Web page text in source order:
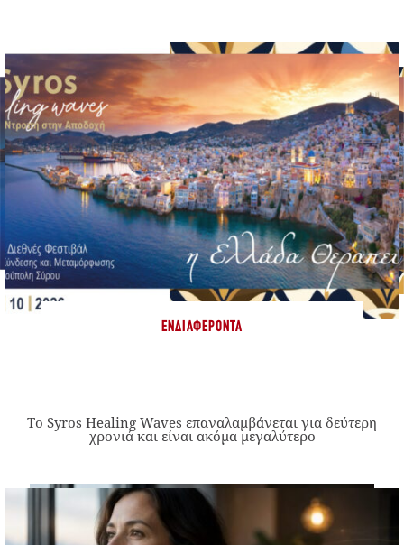
ΕΝΔΙΑΦΈΡΟΝΤΑ
Το Syros Healing Waves επαναλαμβάνεται για δεύτερη
χρονιά και είναι ακόμα μεγαλύτερο